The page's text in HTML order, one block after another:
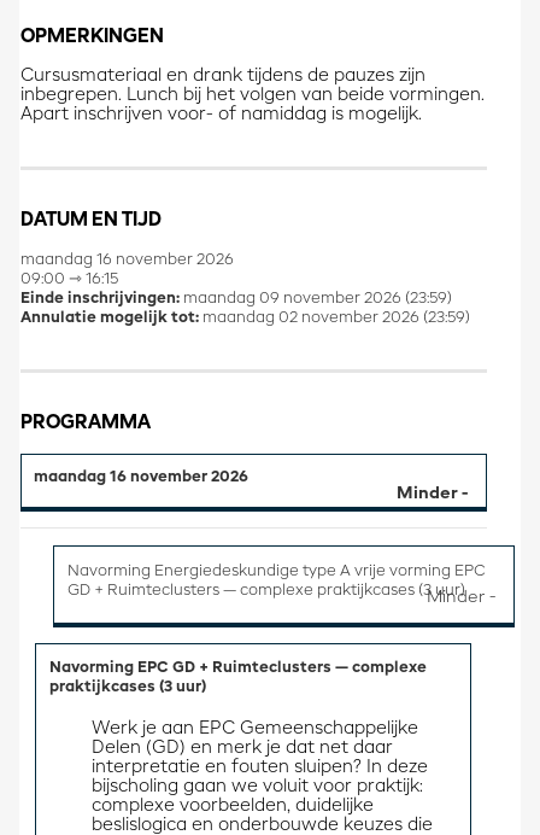
OPMERKINGEN
Cursusmateriaal en drank tijdens de pauzes zijn
inbegrepen. Lunch bij het volgen van beide vormingen.
Apart inschrijven voor- of namiddag is mogelijk.
DATUM EN TIJD
maandag 16 november 2026
09:00 ⇾ 16:15
Einde inschrijvingen: maandag 09 november 2026 (23:59)
Annulatie mogelijk tot: maandag 02 november 2026 (23:59)
PROGRAMMA
maandag 16 november 2026
Navorming Energiedeskundige type A vrije vorming EPC
GD + Ruimteclusters — complexe praktijkcases (3 uur)
Navorming EPC GD + Ruimteclusters — complexe
praktijkcases (3 uur)
Werk je aan EPC Gemeenschappelijke
Delen (GD) en merk je dat net daar
interpretatie en fouten sluipen? In deze
bijscholing gaan we voluit voor praktijk:
complexe voorbeelden, duidelijke
beslislogica en onderbouwde keuzes die